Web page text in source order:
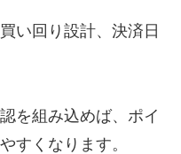
い回り設計、決済日
を組み込めば、ポイ
すくなります。